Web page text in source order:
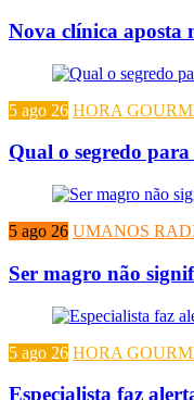
Nova clínica aposta
5 ago 26 HORA
Qual o segredo
5 ago 26 UMANOS
Ser magro não
5 ago 26 HORA
Especialista faz